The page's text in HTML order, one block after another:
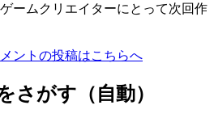
ームクリエイターにとって次回作
ントの投稿はこちらへ
さがす（自動）